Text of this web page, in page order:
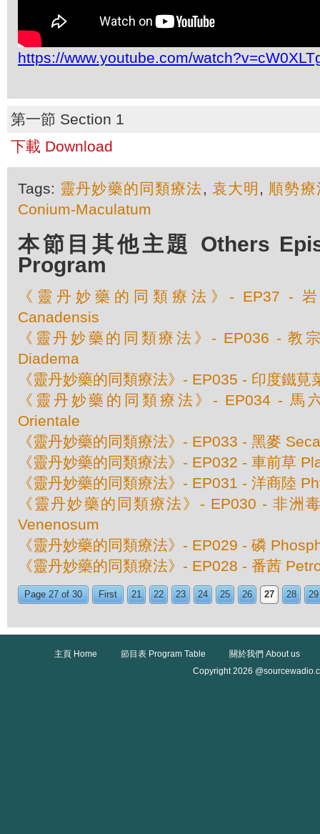
https://www.youtube.com/
第一節 Section 1
下載 Download
Tags: 靈丹妙藥的同類療法, 袁大明 , 順勢療
Conium-Maculatum
本節目其他主題 Others
Program
《靈丹妙藥的同類療法》- EP37 -
Canadensis
《靈丹妙藥的同類療法》- EP036 - 教
Diadema
《靈丹妙藥的同類療法》- EP035 - 印度鐵
《靈丹妙藥的同類療法》- EP034 - 馬
Orientale
《靈丹妙藥的同類療法》- EP033 - 黑麥
《靈丹妙藥的同類療法》- EP032 - 車前草
《靈丹妙藥的同類療法》- EP031 - 洋商陸
《靈丹妙藥的同類療法》- EP030 - 非洲
Venenosum
《靈丹妙藥的同類療法》- EP029 - 磷
《靈丹妙藥的同類療法》- EP028 - 番茜
Page 27 of 30 First 21 22 23 24 25 26 27 28 29
主頁 Home 節目表 Program Table
關於我們 About us
Copyright 2026